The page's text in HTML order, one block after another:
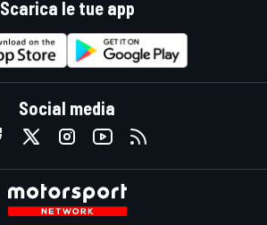
Scarica le tue app
Social media